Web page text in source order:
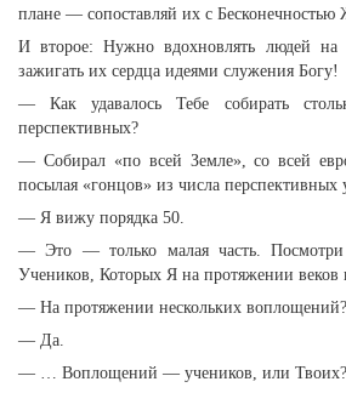
плане — сопоставляй их с
И второе: Нужно вдохновлять людей
зажигать их сердца идеями служения Богу!
— Как удавалось Тебе собирать
перспективных?
— Собирал «по всей Земле», со всей
посылая «гонцов» из числа перспективных
— Я вижу порядка 50.
— Это — только малая часть.
Учеников, Которых Я на протяжении веков
— На протяжении нескольких воплощений?
— Да.
— … Воплощений — учеников, или Твоих?